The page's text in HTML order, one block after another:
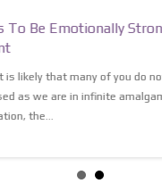
To Be Emotionally
is likely that many of you do
as we are in infinite
the...